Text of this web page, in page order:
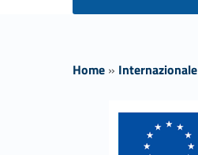
Home » Internazionale